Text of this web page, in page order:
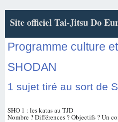
Site officiel Tai-Jitsu Do
Programme culture
SHODAN
1 sujet tiré au sort de
SHO 1 : les katas au TJD
Nombre ? Différences ? Objectifs ? Un